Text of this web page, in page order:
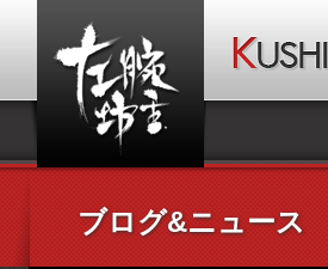
ブログ&ニュース